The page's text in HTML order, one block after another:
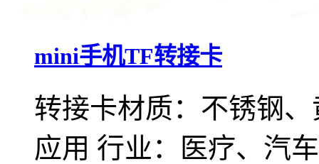
mini手机TF转接卡
转接卡材质：不锈钢
应用 行业：医疗、汽